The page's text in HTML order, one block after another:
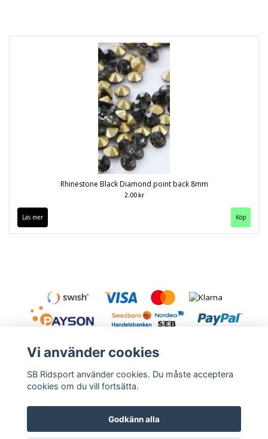
Rhinestone Black Diamond point back 8mm
2.00 kr
Läs mer Köp
Kontakt Leveranstid & frakt Köpvillkor
Vi använder cookies
SB Ridsport använder cookies. Du måste acceptera
cookies om du vill fortsätta.
Godkänn alla